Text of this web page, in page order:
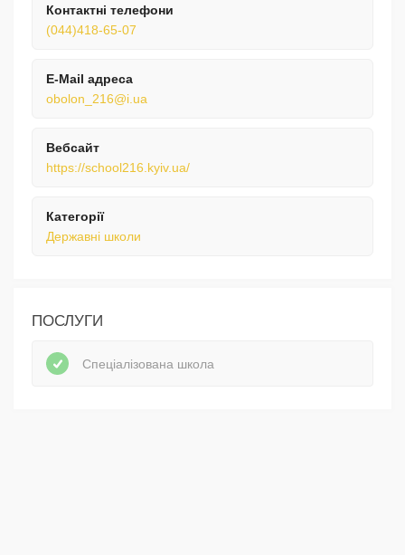
Контактні телефони
(044)418-65-07
E-Mail адреса
obolon_216@i.ua
Вебсайт
https://school216.kyiv.ua/
Категорії
Державні школи
ПОСЛУГИ
Спеціалізована школа